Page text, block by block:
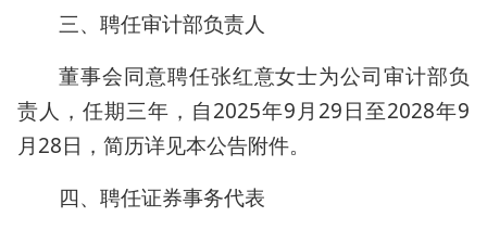
三、聘任审计部负责人
董事会同意聘任张红意女士为公司审计部负
责人，任期三年，自2025年9月29日至2028年9
月28日，简历详见本公告附件。
四、聘任证券事务代表